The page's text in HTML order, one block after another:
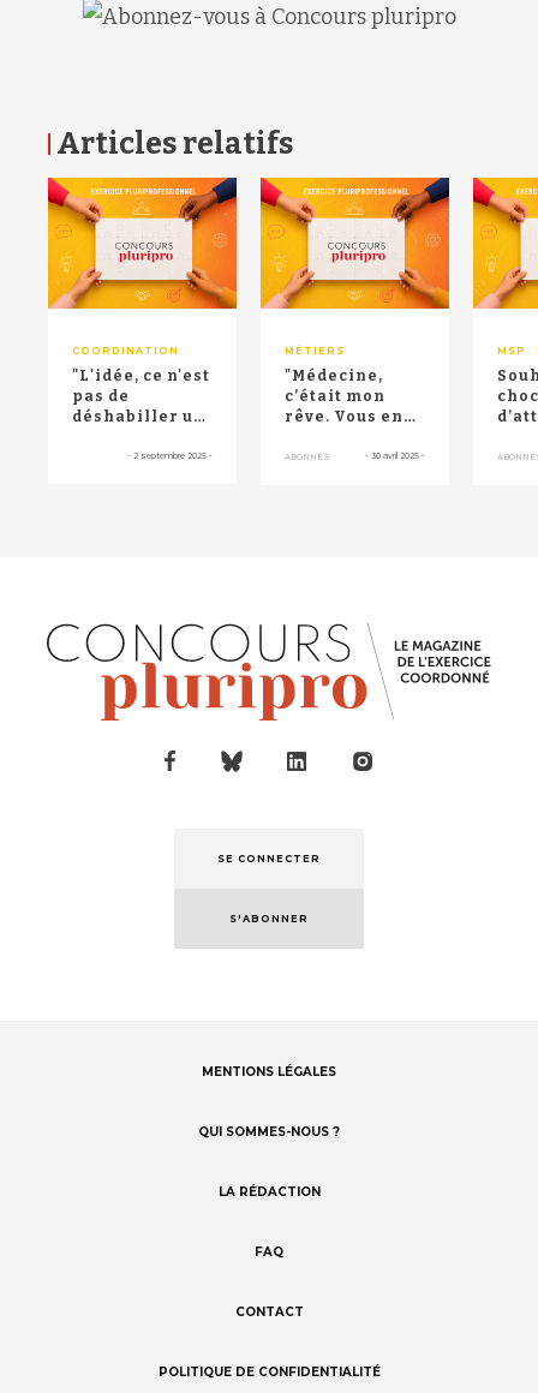
Articles relatifs
COORDINATION
"L'idée, ce n'est
pas de
déshabiller un
profit d'un
- 2 septembre 2025 -
MÉTIERS
"Médecine,
c’était mon
rêve. Vous en
cauchemar !" : à
ABONNÉS - 30 avril 2025 -
MSP
choc
RETOUR HAUT DE PAGE
SE CONNECTER
S'ABONNER
MENTIONS LÉGALES
QUI SOMMES-NOUS ?
LA RÉDACTION
FAQ
CONTACT
POLITIQUE DE CONFIDENTIALITÉ